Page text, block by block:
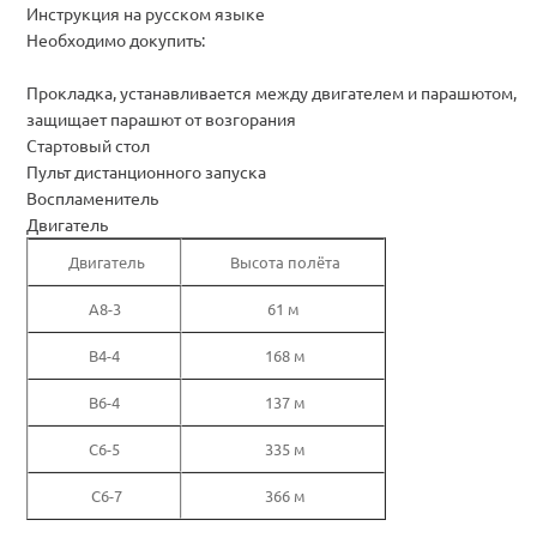
Инструкция на русском языке
Необходимо докупить:
Прокладка, устанавливается между двигателем и парашютом,
защищает парашют от возгорания
Стартовый стол
Пульт дистанционного запуска
Воспламенитель
Двигатель
Двигатель Высота полёта
A8-3 61 м
B4-4 168 м
B6-4 137 м
C6-5 335 м
C6-7 366 м